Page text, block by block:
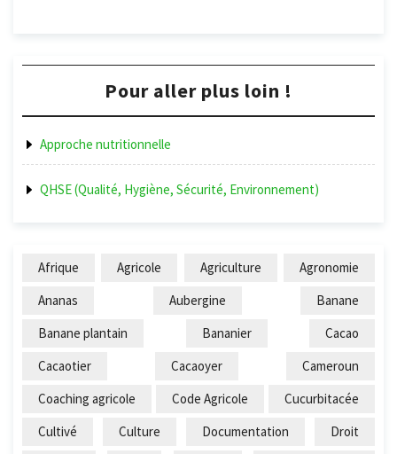
Pour aller plus loin !
Approche nutritionnelle
QHSE (Qualité, Hygiène, Sécurité, Environnement)
Afrique Agricole Agriculture
Agronomie
Ananas
Aubergine
Banane
Banane plantain
Bananier
Cacao
Cacaotier
Cacaoyer
Cameroun
Coaching agricole
Code Agricole
Cucurbitacée
Cultivé
Culture Documentation
Droit